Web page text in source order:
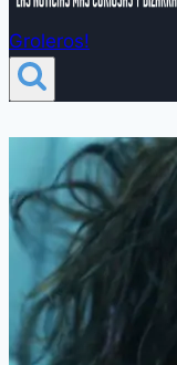
Groleros!